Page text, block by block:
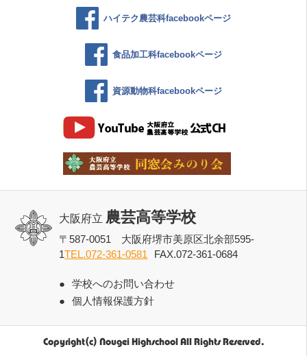
ハイテク農芸科facebookページ
食品加工科facebookページ
資源動物科facebookページ
大阪府立 農芸高等学校
〒587-0051 大阪府堺市美原区北余部595-
1TEL.072-361-0581 FAX.072-361-0684
学校へのお問い合わせ
個人情報保護方針